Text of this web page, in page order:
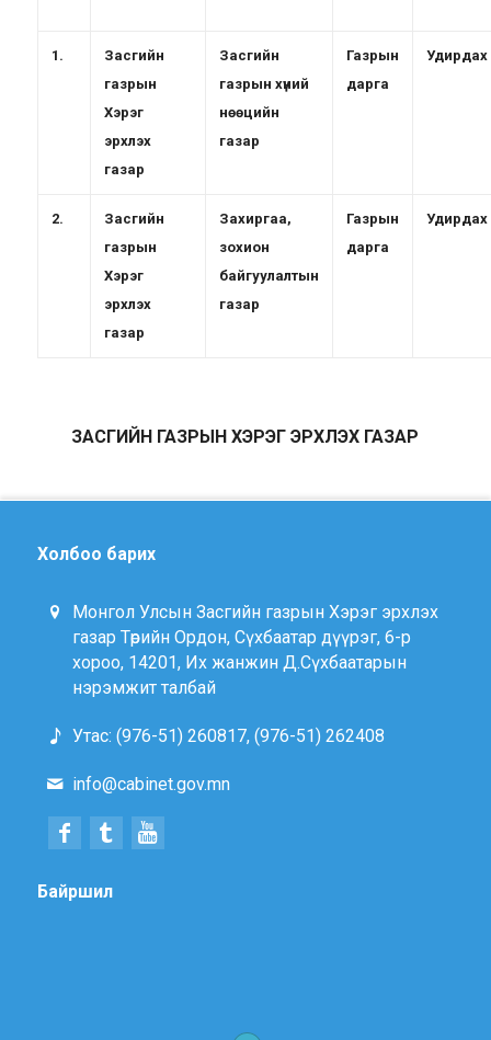
1.
Засгийн
газрын
Хэрэг
эрхлэх
газар
Засгийн
газрын хүний
нөөцийн
газар
Газрын
дарга
Удирдах
2.
Засгийн
газрын
Хэрэг
эрхлэх
газар
Захиргаа,
зохион
байгуулалтын
газар
Газрын
дарга
Удирдах
ЗАСГИЙН ГАЗРЫН ХЭРЭГ ЭРХЛЭХ ГАЗАР
Холбоо барих
Монгол Улсын Засгийн газрын Хэрэг эрхлэх
газар Төрийн Ордон, Сүхбаатар дүүрэг, 6-р
хороо, 14201, Их жанжин Д.Сүхбаатарын
нэрэмжит талбай
Утас: (976-51) 260817, (976-51) 262408
info@cabinet.gov.mn
Байршил